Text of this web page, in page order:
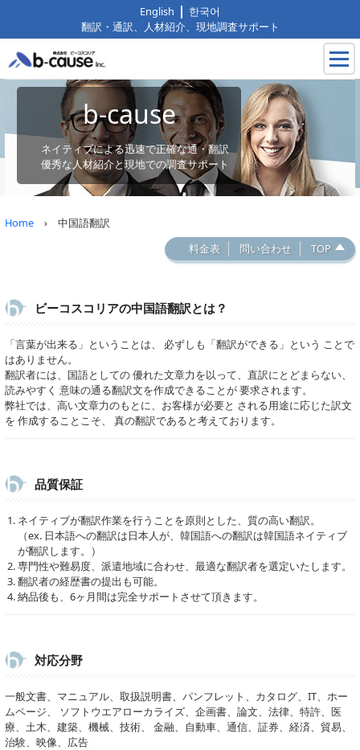
翻訳・通訳、人材紹介、現地調査サポート
English 한국어
b-cause
ネイティブによる迅速で正確な通・翻訳
優秀な人材紹介と現地での調査サポート
Home › 中国語翻訳
料金表
問い合わせ TOP
ビーコスコリアの中国語翻訳とは？
「言葉が出来る」ということは、 必ずしも「翻訳ができる」という ことで
はありません。
翻訳者には、国語としての 優れた文章力を以って、直訳にとどまらない、
読みやすく 意味の通る翻訳文を作成できることが 要求されます。
弊社では、高い文章力のもとに、お客様が必要と される用途に応じた訳文
を 作成することこそ、 真の翻訳であると考えております。
品質保証
ネイティブが翻訳作業を行うことを原則とした、質の高い翻訳。
（ex. 日本語への翻訳は日本人が、韓国語への翻訳は韓国語ネイティブ
が翻訳します。）
専門性や難易度、派遣地域に合わせ、最適な翻訳者を選定いたします。
翻訳者の経歴書の提出も可能。
納品後も、6ヶ月間は完全サポートさせて頂きます。
対応分野
一般文書、マニュアル、取扱説明書、パンフレット、カタログ、IT、ホー
ムページ、 ソフトウエアローカライズ、企画書、論文、法律、特許、医
療、土木、建築、機械、技術、 金融、自動車、通信、証券、経済、貿易、
治験、映像、広告